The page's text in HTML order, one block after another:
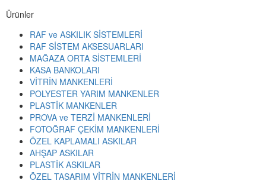
Ürünler
RAF ve ASKILIK SİSTEMLERİ
RAF SİSTEM AKSESUARLARI
MAĞAZA ORTA SİSTEMLERİ
KASA BANKOLARI
VİTRİN MANKENLERİ
POLYESTER YARIM MANKENLER
PLASTİK MANKENLER
PROVA ve TERZİ MANKENLERİ
FOTOĞRAF ÇEKİM MANKENLERİ
ÖZEL KAPLAMALI ASKILAR
AHŞAP ASKILAR
PLASTİK ASKILAR
ÖZEL TASARIM VİTRİN MANKENLERİ